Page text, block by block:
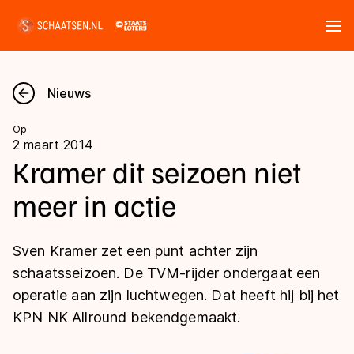
Nieuws
Kalender
Disciplines
Langebaan
Shorttrack
Inlineskaten
Uitslagen
Langebaan
Shorttrack
Tijden & historie
Nieuws
Op
2 maart 2014
Kramer dit seizoen niet
meer in actie
Sven Kramer zet een punt achter zijn
schaatsseizoen. De TVM-rijder ondergaat een
operatie aan zijn luchtwegen. Dat heeft hij bij het
KPN NK Allround bekendgemaakt.